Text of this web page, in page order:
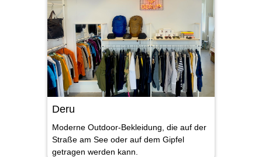
Deru
Moderne Outdoor-Bekleidung, die auf der
Straße am See oder auf dem Gipfel
getragen werden kann.